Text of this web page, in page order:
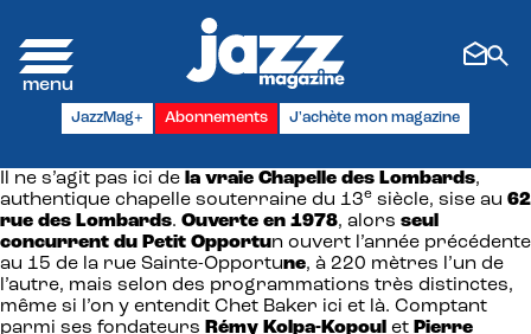
JazzMag+ Abonnements J'achète mon magazine
Il ne s’agit pas ici de la vraie Chapelle des Lombards,
authentique chapelle souterraine du 13e siècle, sise au 62
rue des Lombards. Ouverte en 1978, alors seul
concurrent du Petit Opportun ouvert l’année précédente
au 15 de la rue Sainte-Opportune, à 220 mètres l’un de
l’autre, mais selon des programmations très distinctes,
même si l’on y entendit Chet Baker ici et là. Comptant
parmi ses fondateurs Rémy Kolpa-Kopoul et Pierre